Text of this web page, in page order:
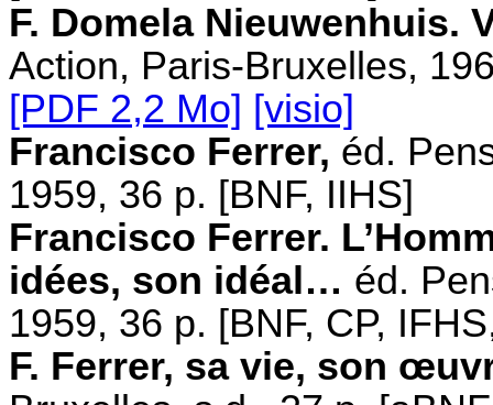
F. Domela Nieuwenhuis.
Action, Paris-Bruxelles,
[PDF 2,2 Mo] [visio]
Francisco Ferrer, éd.
1959, 36 p. [BNF, IIHS]
Francisco Ferrer.
idées, son idéal… éd.
1959, 36 p. [BNF, CP,
F. Ferrer, sa vie, son